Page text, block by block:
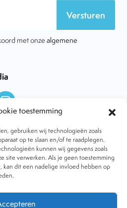
toestemming
gebruiken wij technologieën zoals
op te slaan en/of te raadplegen.
kunnen wij gegevens zoals
site verwerken. Als je geen toestemming
dit een nadelige invloed hebben op
Versturen
met onze algemene